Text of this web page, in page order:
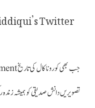
Twitter
تصویریں دانش صدیقی کو ہمیشہ